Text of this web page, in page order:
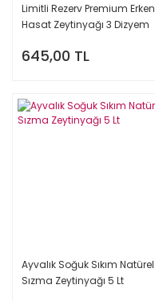
Limitli Rezerv Premium Erken
Hasat Zeytinyağı 3 Dizyem
645,00 TL
Ayvalık Soğuk Sıkım Natürel
Sızma Zeytinyağı 5 Lt